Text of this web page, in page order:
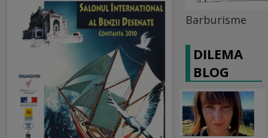
Barburisme
DILEMA
BLOG